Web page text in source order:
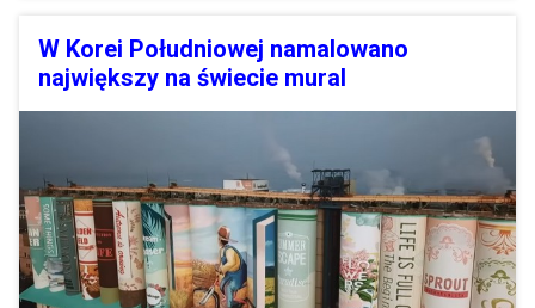
W Korei Południowej namalowano
największy na świecie mural